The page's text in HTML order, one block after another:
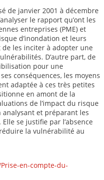
de janvier 2001 à décembre
le rapport qu’ont les
entreprises (PME) et
d’inondation et leurs
de les inciter à adopter une
D’autre part, de
pour une
conséquences, les moyens
adaptée à ces très petites
en amont de la
de l’impact du risque
analysant et préparant les
se justifie par l’absence
la vulnérabilité au
en-compte-du-